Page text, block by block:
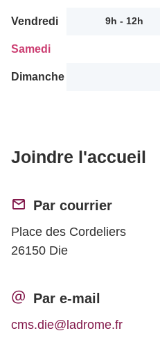
Vendredi 9h - 12h
Samedi
Dimanche
Joindre l'accueil
Par courrier
Place des Cordeliers
26150 Die
Par e-mail
cms.die@ladrome.fr